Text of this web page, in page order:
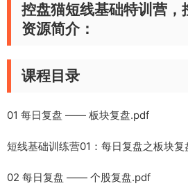
控盘猫短线基础特训营，
资源简介：
课程目录
01 每日复盘 —— 板块复盘.pdf
短线基础训练营01：每日复盘之板块
02 每日复盘 —— 个股复盘.pdf